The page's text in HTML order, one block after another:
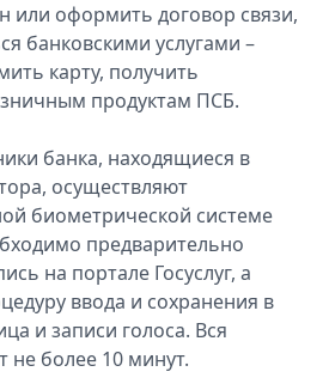
или оформить договор связи,
банковскими услугами –
карту, получить
продуктам ПСБ.
банка, находящиеся в
осуществляют
биометрической системе
предварительно
на портале Госуслуг, а
ввода и сохранения в
и записи голоса. Вся
не более 10 минут.